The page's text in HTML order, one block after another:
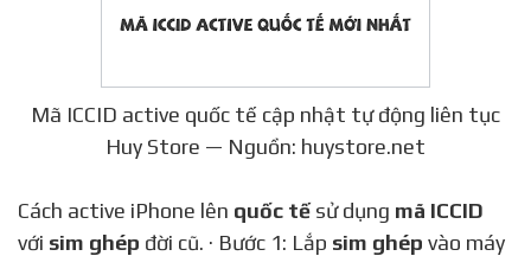
Mã ICCID active quốc tế cập nhật tự động liên tục
Huy Store — Nguồn: huystore.net
Cách active iPhone lên quốc tếsử dụng mã ICCID
với sim ghép đời cũ. · Bước 1: Lắp sim ghép vào máy